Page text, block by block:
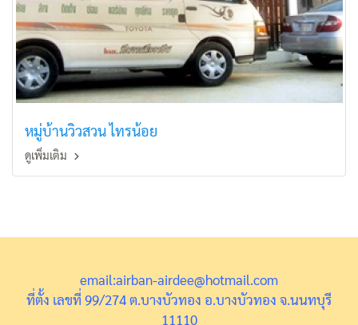
หมู่บ้านวิวสวน ไทรน้อย
ดูเพิ่มเติม
email:airban-airdee@hotmail.com
ที่ตั้ง เลขที่ 99/274 ต.บางบัวทอง อ.บางบัวทอง จ.นนทบุรี
11110